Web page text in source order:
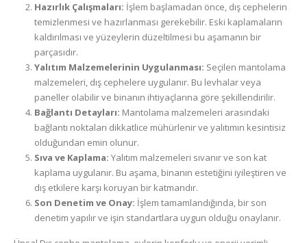
Hazırlık Çalışmaları: İşlem başlamadan önce, dış cephelerin
temizlenmesi ve hazırlanması gerekebilir. Eski kaplamaların
kaldırılması ve yüzeylerin düzeltilmesi bu aşamanın bir
parçasıdır.
Yalıtım Malzemelerinin Uygulanması: Seçilen mantolama
malzemeleri, dış cephelere uygulanır. Bu levhalar veya
paneller olabilir ve binanın ihtiyaçlarına göre şekillendirilir.
Bağlantı Detayları: Mantolama malzemeleri arasındaki
bağlantı noktaları dikkatlice mühürlenir ve yalıtımın kesintisiz
olduğundan emin olunur.
Sıva ve Kaplama: Yalıtım malzemeleri sıvanır ve son kat
kaplama uygulanır. Bu aşama, binanın estetiğini iyileştiren ve
dış etkilere karşı koruyan bir katmandır.
Son Denetim ve Onay: İşlem tamamlandığında, bir son
denetim yapılır ve işin standartlara uygun olduğu onaylanır.